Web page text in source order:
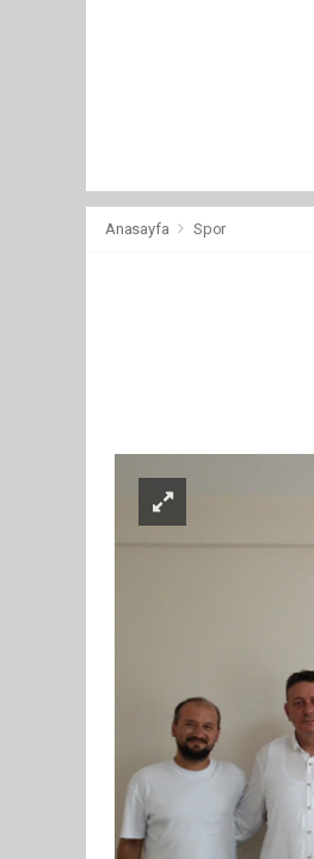
Anasayfa Spor